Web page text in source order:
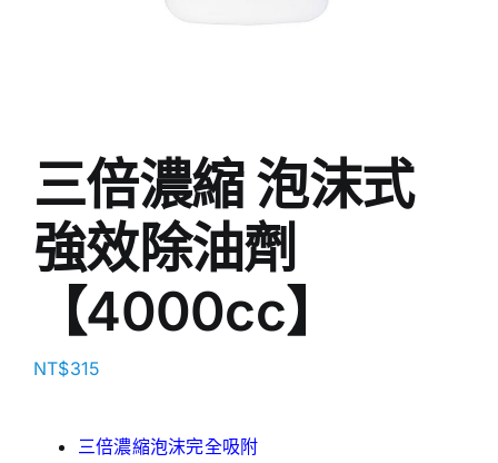
三倍濃縮 泡沫式
強效除油劑
【4000cc】
NT$315
三倍濃縮泡沫完全吸附